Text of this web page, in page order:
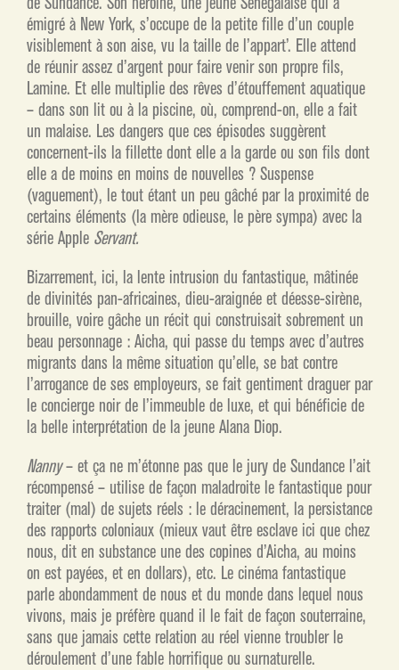
émigré à New York, s’occupe de la petite fille d’un couple
visiblement à son aise, vu la taille de l’appart’. Elle attend
de réunir assez d’argent pour faire venir son propre fils,
Lamine. Et elle multiplie des rêves d’étouffement aquatique
– dans son lit ou à la piscine, où, comprend-on, elle a fait
un malaise. Les dangers que ces épisodes suggèrent
concernent-ils la fillette dont elle a la garde ou son fils dont
elle a de moins en moins de nouvelles ? Suspense
(vaguement), le tout étant un peu gâché par la proximité de
certains éléments (la mère odieuse, le père sympa) avec la
série Apple Servant.
Bizarrement, ici, la lente intrusion du fantastique, mâtinée
de divinités pan-africaines, dieu-araignée et déesse-sirène,
brouille, voire gâche un récit qui construisait sobrement un
beau personnage : Aicha, qui passe du temps avec d’autres
migrants dans la même situation qu’elle, se bat contre
l’arrogance de ses employeurs, se fait gentiment draguer par
le concierge noir de l’immeuble de luxe, et qui bénéficie de
la belle interprétation de la jeune Alana Diop.
Nanny– et ça ne m’étonne pas que le jury de Sundance l’ait
récompensé – utilise de façon maladroite le fantastique pour
traiter (mal) de sujets réels : le déracinement, la persistance
des rapports coloniaux (mieux vaut être esclave ici que chez
nous, dit en substance une des copines d’Aicha, au moins
on est payées, et en dollars), etc. Le cinéma fantastique
parle abondamment de nous et du monde dans lequel nous
vivons, mais je préfère quand il le fait de façon souterraine,
sans que jamais cette relation au réel vienne troubler le
déroulement d’une fable horrifique ou surnaturelle.